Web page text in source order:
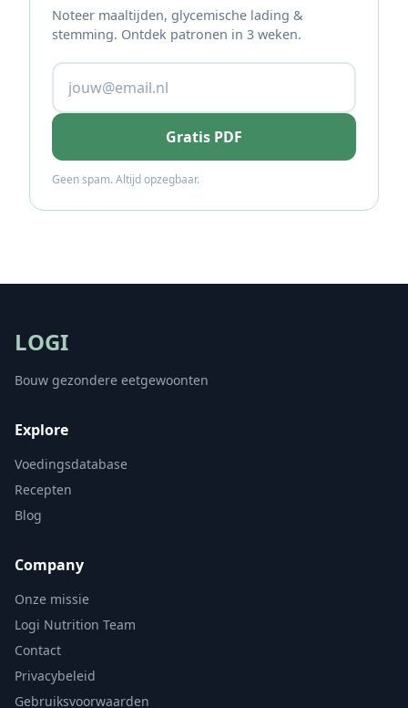
Noteer maaltijden, glycemische lading &
stemming. Ontdek patronen in 3 weken.
Gratis PDF
Geen spam. Altijd opzegbaar.
LOGI
Bouw gezondere eetgewoonten
Explore
Voedingsdatabase
Recepten
Blog
Company
Onze missie
Logi Nutrition Team
Contact
Privacybeleid
Gebruiksvoorwaarden